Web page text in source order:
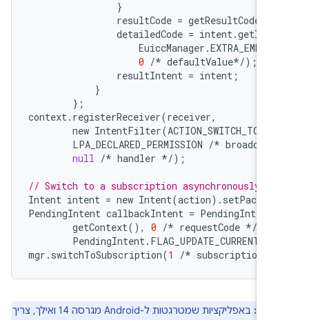
resultCode = getResultCode
detailedCode = intent
EuiccManager.
0 /* defaultValue
resultIntent = intent
context.registerReceiver(receiver
new IntentFilter(
LPA_DECLARED_PERMISSION /*
null /* handler
// Switch to a subscription asynchronously.
Intent intent = new Intent(action).setPackage
PendingIntent callbackIntent = PendingIntent
getContext (), 0 /* requestCode
PendingIntent .FLAG_UPDATE_CURRENT
mgr.switchToSubscription (1 /* subscriptionId
באפליקציות שמטרגטות ל-Android מגרסה 14 ואילך, צריך